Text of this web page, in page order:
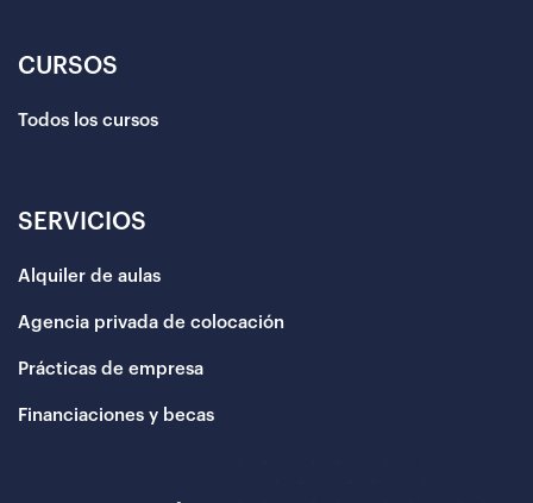
CURSOS
Todos los cursos
SERVICIOS
Alquiler de aulas
Agencia privada de colocación
Prácticas de empresa
Financiaciones y becas